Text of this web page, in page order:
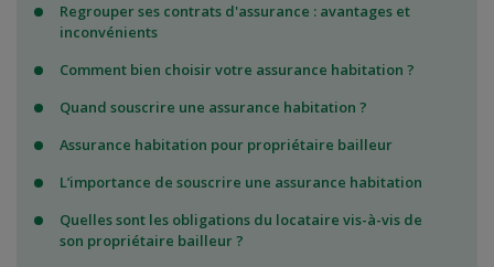
Regrouper ses contrats d'assurance : avantages et
inconvénients
Comment bien choisir votre assurance habitation ?
Quand souscrire une assurance habitation ?
Assurance habitation pour propriétaire bailleur
L’importance de souscrire une assurance habitation
Quelles sont les obligations du locataire vis-à-vis de
son propriétaire bailleur ?